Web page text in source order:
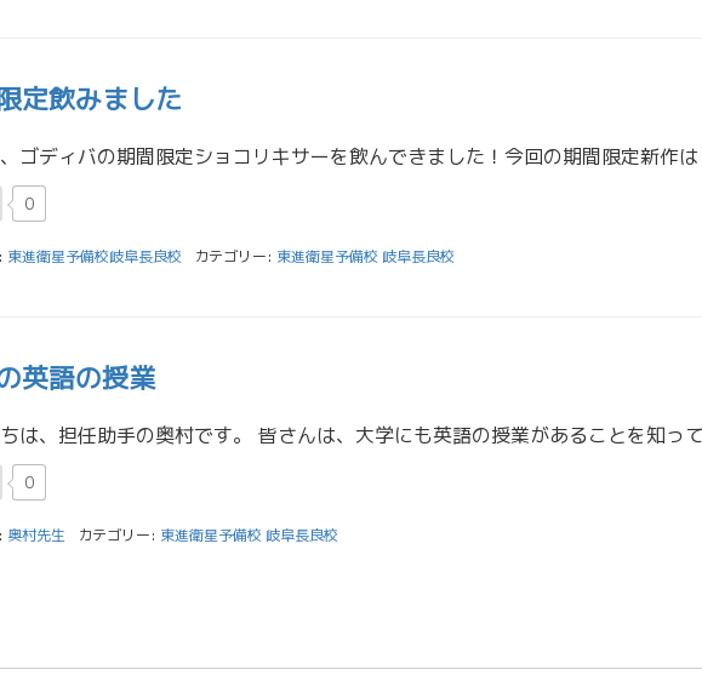
定飲みました
0
東進衛星予備校岐阜長良校 カテゴリー: 東進衛星予備校 岐阜長良校
英語の授業
0
奥村先生 カテゴリー: 東進衛星予備校 岐阜長良校